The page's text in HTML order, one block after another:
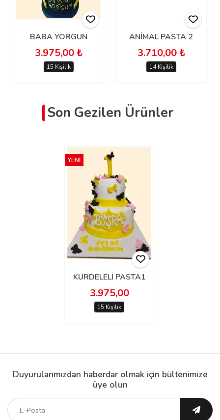
BABA YORGUN
3.975,00 ₺
15 Kişilik
ANİMAL PASTA 2
3.710,00 ₺
14 Kişilik
Son Gezilen Ürünler
KURDELELİ PASTA1
3.975,00
15 Kişilik
YENİ
Duyurularımızdan haberdar olmak için bültenimize
üye olun